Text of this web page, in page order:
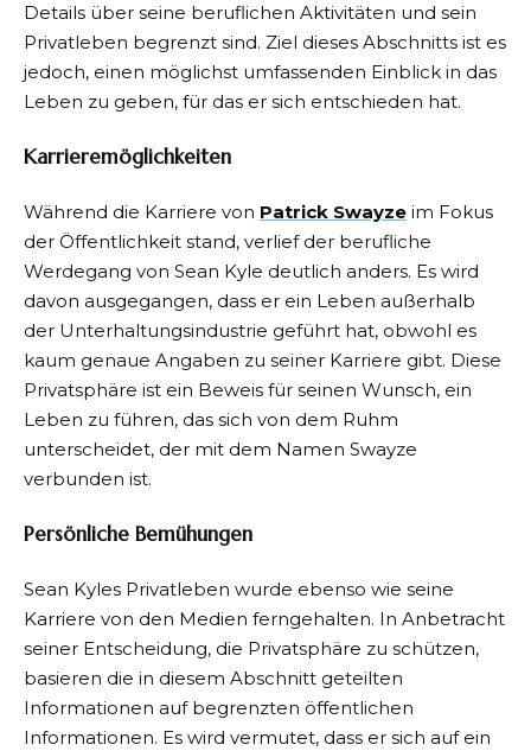
Details über seine beruflichen Aktivitäten und sein
Privatleben begrenzt sind. Ziel dieses Abschnitts ist es
jedoch, einen möglichst umfassenden Einblick in das
Leben zu geben, für das er sich entschieden hat.
Karrieremöglichkeiten
Während die Karriere von Patrick Swayze im Fokus
der Öffentlichkeit stand, verlief der berufliche
Werdegang von Sean Kyle deutlich anders. Es wird
davon ausgegangen, dass er ein Leben außerhalb
der Unterhaltungsindustrie geführt hat, obwohl es
kaum genaue Angaben zu seiner Karriere gibt. Diese
Privatsphäre ist ein Beweis für seinen Wunsch, ein
Leben zu führen, das sich von dem Ruhm
unterscheidet, der mit dem Namen Swayze
verbunden ist.
Persönliche Bemühungen
Sean Kyles Privatleben wurde ebenso wie seine
Karriere von den Medien ferngehalten. In Anbetracht
seiner Entscheidung, die Privatsphäre zu schützen,
basieren die in diesem Abschnitt geteilten
Informationen auf begrenzten öffentlichen
Informationen. Es wird vermutet, dass er sich auf ein